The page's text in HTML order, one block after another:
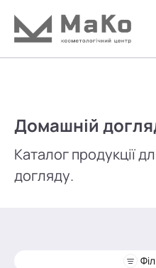
Домашній
Каталог продукції
догляду.